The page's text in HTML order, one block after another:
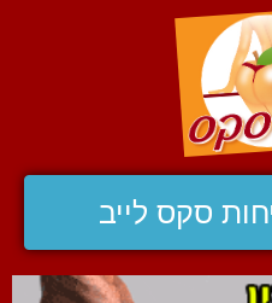
סקס לייב